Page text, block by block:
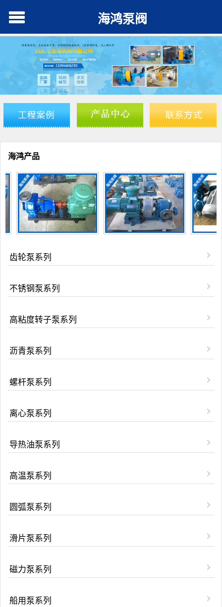
海鸿泵阀
海鸿产品
齿轮泵系列
不锈钢泵系列
高粘度转子泵系列
沥青泵系列
螺杆泵系列
离心泵系列
导热油泵系列
高温泵系列
圆弧泵系列
滑片泵系列
磁力泵系列
船用泵系列